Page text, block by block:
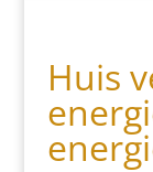
Huis